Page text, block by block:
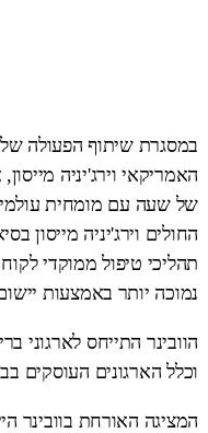
במסגרת שיתוף הפעולה
האמריקאי וירג'יניה
של שעה עם מומחית
החולים וירג'יניה מייסון
תהליכי טיפול ממוקדי
נמוכה יותר באמצעות
הוובינר התייחס לארגוני
וכלל הארגונים העוסקים
המציגה האורחת בוובינר